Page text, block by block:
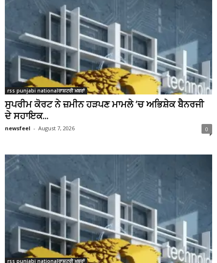
rss punjabi nationalਰਾਸ਼ਟਰੀ ਖ਼ਬਰਾਂ
ਸੁਪਰੀਮ ਕੋਰਟ ਨੇ ਜ਼ਮੀਨ ਹੜਪਣ ਮਾਮਲੇ ’ਚ ਅਭਿਸ਼ੇਕ ਬੈਨਰਜੀ
ਦੇ ਸਹਾਇਕ...
newsfeel - August 7, 2026 0
rss punjabi nationalਰਾਸ਼ਟਰੀ ਖ਼ਬਰਾਂ